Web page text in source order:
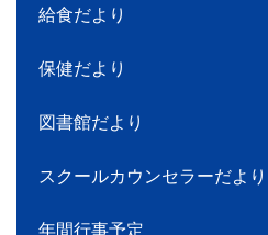
給食だより
保健だより
図書館だより
スクールカウンセラーだより
年間行事予定